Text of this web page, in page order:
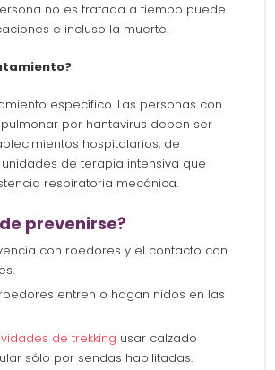
no es tratada a tiempo puede
e incluso la muerte.
específico. Las personas con
por hantavirus deben ser
hospitalarios, de
de terapia intensiva que
respiratoria mecánica.
prevenirse?
con roedores y el contacto con
entren o hagan nidos en las
de trekking usar calzado
sólo por sendas habilitadas.